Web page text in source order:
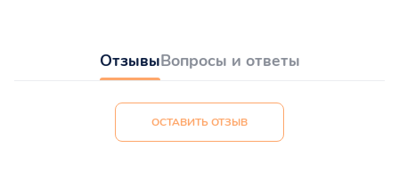
ОтзывыВопросы и ответы
ОСТАВИТЬ ОТЗЫВ